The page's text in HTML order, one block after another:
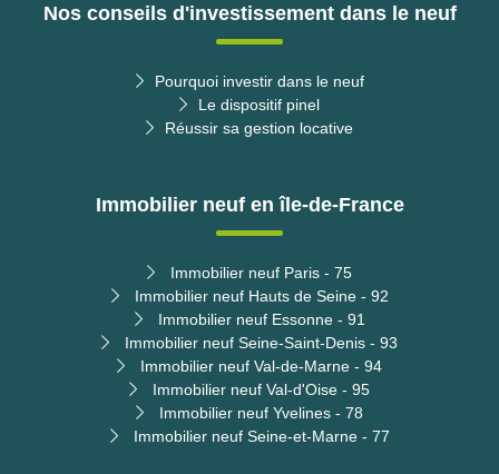
Nos conseils d'investissement dans le neuf
Pourquoi investir dans le neuf
Le dispositif pinel
Réussir sa gestion locative
Immobilier neuf en île-de-France
Immobilier neuf Paris - 75
Immobilier neuf Hauts de Seine - 92
Immobilier neuf Essonne - 91
Immobilier neuf Seine-Saint-Denis - 93
Immobilier neuf Val-de-Marne - 94
Immobilier neuf Val-d'Oise - 95
Immobilier neuf Yvelines - 78
Immobilier neuf Seine-et-Marne - 77